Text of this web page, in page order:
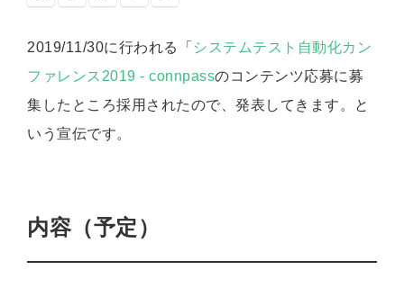
2019/11/30に行われる「 システムテスト自動化カン
ファレンス2019 - connpassのコンテンツ応募に募
集したところ採用されたので、発表してきます。と
いう宣伝です。
内容（予定）